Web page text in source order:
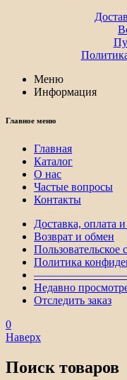
Меню
Информация
Главное меню
Главная
Каталог
О нас
Частые вопросы
Контакты
Доставка, оплата
Возврат и обмен
Пользовательское
Политика
Недавно
Отследить заказ
0
Наверх
Поиск товаров